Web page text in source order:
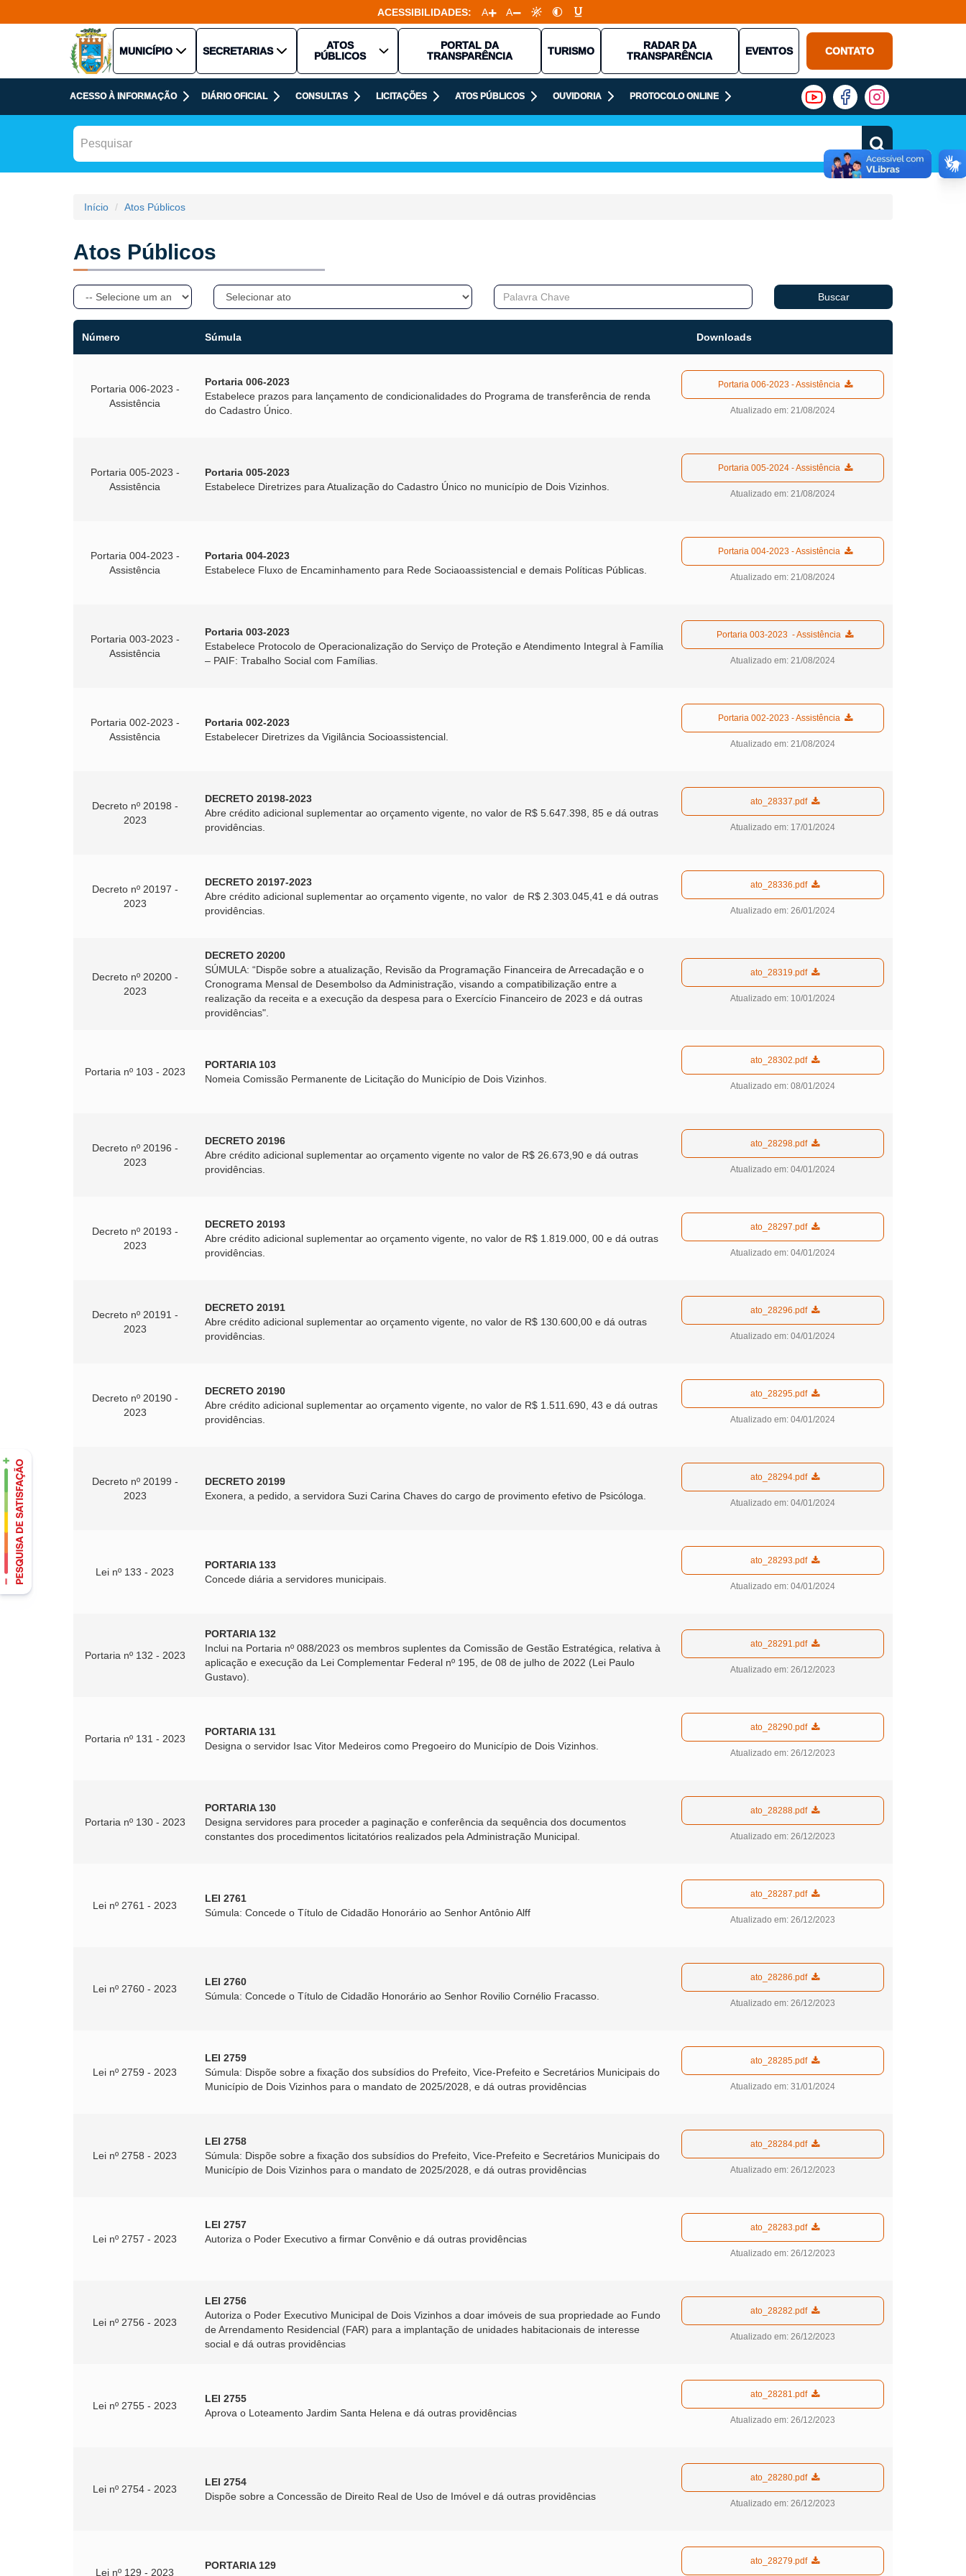
ACESSIBILIDADES: A A
MUNICÍPIO SECRETARIAS
ATOS
PÚBLICOS
PORTAL DA
TRANSPARÊNCIA
TURISMO
RADAR DA
TRANSPARÊNCIA
EVENTOS CONTATO
ACESSO À INFORMAÇÃO DIÁRIO OFICIAL CONSULTAS LICITAÇÕES ATOS PÚBLICOS OUVIDORIA PROTOCOLO ONLINE
Início Atos Públicos
Atos Públicos
Buscar
Número Súmula Downloads
Portaria 006-2023 -
Assistência
Portaria 006-2023
Estabelece prazos para lançamento de condicionalidades do Programa de transferência de renda
do Cadastro Único.
  Portaria 006-2023 - Assistência
Atualizado em: 21/08/2024
Portaria 005-2023 -
Assistência
Portaria 005-2023
Estabelece Diretrizes para Atualização do Cadastro Único no município de Dois Vizinhos.
  Portaria 005-2024 - Assistência
Atualizado em: 21/08/2024
Portaria 004-2023 -
Assistência
Portaria 004-2023
Estabelece Fluxo de Encaminhamento para Rede Sociaoassistencial e demais Políticas Públicas.
  Portaria 004-2023 - Assistência
Atualizado em: 21/08/2024
Portaria 003-2023 -
Assistência
Portaria 003-2023
Estabelece Protocolo de Operacionalização do Serviço de Proteção e Atendimento Integral à Família
– PAIF: Trabalho Social com Famílias.
  Portaria 003-2023  - Assistência
Atualizado em: 21/08/2024
Portaria 002-2023 -
Assistência
Portaria 002-2023
Estabelecer Diretrizes da Vigilância Socioassistencial.
  Portaria 002-2023 - Assistência
Atualizado em: 21/08/2024
Decreto nº 20198 -
2023
DECRETO 20198-2023
Abre crédito adicional suplementar ao orçamento vigente, no valor de R$ 5.647.398, 85 e dá outras
providências.
  ato_28337.pdf
Atualizado em: 17/01/2024
Decreto nº 20197 -
2023
DECRETO 20197-2023
Abre crédito adicional suplementar ao orçamento vigente, no valor de R$ 2.303.045,41 e dá outras
providências.
  ato_28336.pdf
Atualizado em: 26/01/2024
Decreto nº 20200 -
2023
DECRETO 20200
SÚMULA: “Dispõe sobre a atualização, Revisão da Programação Financeira de Arrecadação e o
Cronograma Mensal de Desembolso da Administração, visando a compatibilização entre a
realização da receita e a execução da despesa para o Exercício Financeiro de 2023 e dá outras
providências".
  ato_28319.pdf
Atualizado em: 10/01/2024
Portaria nº 103 - 2023
PORTARIA 103
Nomeia Comissão Permanente de Licitação do Município de Dois Vizinhos.
  ato_28302.pdf
Atualizado em: 08/01/2024
Decreto nº 20196 -
2023
DECRETO 20196
Abre crédito adicional suplementar ao orçamento vigente no valor de R$ 26.673,90 e dá outras
providências.
  ato_28298.pdf
Atualizado em: 04/01/2024
Decreto nº 20193 -
2023
DECRETO 20193
Abre crédito adicional suplementar ao orçamento vigente, no valor de R$ 1.819.000, 00 e dá outras
providências.
  ato_28297.pdf
Atualizado em: 04/01/2024
Decreto nº 20191 -
2023
DECRETO 20191
Abre crédito adicional suplementar ao orçamento vigente, no valor de R$ 130.600,00 e dá outras
providências.
  ato_28296.pdf
Atualizado em: 04/01/2024
Decreto nº 20190 -
2023
DECRETO 20190
Abre crédito adicional suplementar ao orçamento vigente, no valor de R$ 1.511.690, 43 e dá outras
providências.
  ato_28295.pdf
Atualizado em: 04/01/2024
Decreto nº 20199 -
2023
DECRETO 20199
Exonera, a pedido, a servidora Suzi Carina Chaves do cargo de provimento efetivo de Psicóloga.
  ato_28294.pdf
Atualizado em: 04/01/2024
Lei nº 133 - 2023
PORTARIA 133
Concede diária a servidores municipais.
  ato_28293.pdf
Atualizado em: 04/01/2024
Portaria nº 132 - 2023
PORTARIA 132
Inclui na Portaria nº 088/2023 os membros suplentes da Comissão de Gestão Estratégica, relativa à
aplicação e execução da Lei Complementar Federal nº 195, de 08 de julho de 2022 (Lei Paulo
Gustavo).
  ato_28291.pdf
Atualizado em: 26/12/2023
Portaria nº 131 - 2023
PORTARIA 131
Designa o servidor Isac Vitor Medeiros como Pregoeiro do Município de Dois Vizinhos.
  ato_28290.pdf
Atualizado em: 26/12/2023
Portaria nº 130 - 2023
PORTARIA 130
Designa servidores para proceder a paginação e conferência da sequência dos documentos
constantes dos procedimentos licitatórios realizados pela Administração Municipal.
  ato_28288.pdf
Atualizado em: 26/12/2023
Lei nº 2761 - 2023
LEI 2761
Súmula: Concede o Título de Cidadão Honorário ao Senhor Antônio Alff
  ato_28287.pdf
Atualizado em: 26/12/2023
Lei nº 2760 - 2023
LEI 2760
Súmula: Concede o Título de Cidadão Honorário ao Senhor Rovilio Cornélio Fracasso.
  ato_28286.pdf
Atualizado em: 26/12/2023
Lei nº 2759 - 2023
LEI 2759
Súmula: Dispõe sobre a fixação dos subsídios do Prefeito, Vice-Prefeito e Secretários Municipais do
Município de Dois Vizinhos para o mandato de 2025/2028, e dá outras providências
  ato_28285.pdf
Atualizado em: 31/01/2024
Lei nº 2758 - 2023
LEI 2758
Súmula: Dispõe sobre a fixação dos subsídios do Prefeito, Vice-Prefeito e Secretários Municipais do
Município de Dois Vizinhos para o mandato de 2025/2028, e dá outras providências
  ato_28284.pdf
Atualizado em: 26/12/2023
Lei nº 2757 - 2023
LEI 2757
Autoriza o Poder Executivo a firmar Convênio e dá outras providências
  ato_28283.pdf
Atualizado em: 26/12/2023
Lei nº 2756 - 2023
LEI 2756
Autoriza o Poder Executivo Municipal de Dois Vizinhos a doar imóveis de sua propriedade ao Fundo
de Arrendamento Residencial (FAR) para a implantação de unidades habitacionais de interesse
social e dá outras providências
  ato_28282.pdf
Atualizado em: 26/12/2023
Lei nº 2755 - 2023
LEI 2755
Aprova o Loteamento Jardim Santa Helena e dá outras providências
  ato_28281.pdf
Atualizado em: 26/12/2023
Lei nº 2754 - 2023
LEI 2754
Dispõe sobre a Concessão de Direito Real de Uso de Imóvel e dá outras providências
  ato_28280.pdf
Atualizado em: 26/12/2023
Lei nº 129 - 2023
PORTARIA 129
  ato_28279.pdf